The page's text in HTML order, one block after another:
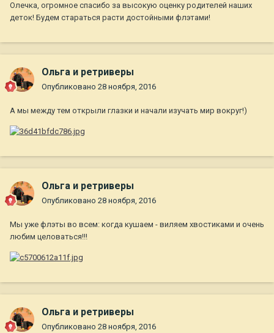
Олечка, огромное спасибо за высокую оценку родителей наших
деток! Будем стараться расти достойными флэтами!
Ольга и ретриверы
Опубликовано 28 ноября, 2016
А мы между тем открыли глазки и начали изучать мир вокруг!)
Ольга и ретриверы
Опубликовано 28 ноября, 2016
Мы уже флэты во всем: когда кушаем - виляем хвостиками и очень
любим целоваться!!!
Ольга и ретриверы
Опубликовано 28 ноября, 2016